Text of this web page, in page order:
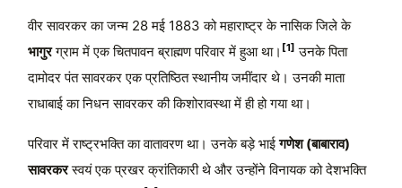
वीर सावरकर का जन्म 28 मई 1883 को महाराष्ट्र के नासिक जिले के
भागुरग्राम में एक चितपावन ब्राह्मण परिवार में हुआ था। [1] उनके पिता
दामोदर पंत सावरकर एक प्रतिष्ठित स्थानीय जमींदार थे। उनकी माता
राधाबाई का निधन सावरकर की किशोरावस्था में ही हो गया था।
परिवार में राष्ट्रभक्ति का वातावरण था। उनके बड़े भाईगणेश (बाबाराव)
सावरकरस्वयं एक प्रखर क्रांतिकारी थे और उन्होंने विनायक को देशभक्ति